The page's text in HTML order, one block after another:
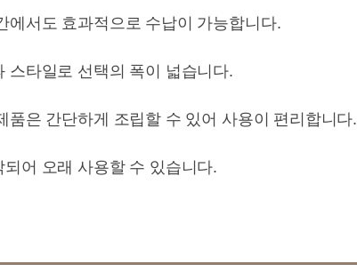
에서도 효과적으로 수납이 가능합니다.
스타일로 선택의 폭이 넓습니다.
품은 간단하게 조립할 수 있어 사용이 편리합니다.
어 오래 사용할 수 있습니다.